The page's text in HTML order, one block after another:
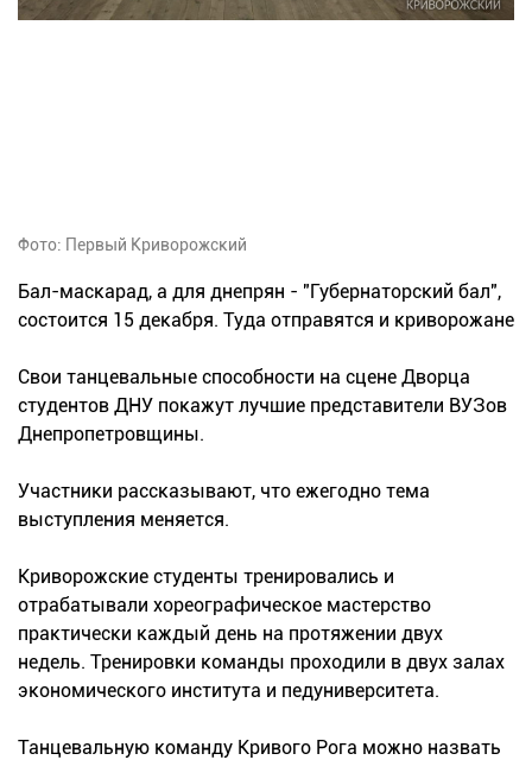
Фото: Первый Криворожский
Бал-маскарад, а для днепрян - "Губернаторский бал",
состоится 15 декабря. Туда отправятся и криворожане
Свои танцевальные способности на сцене Дворца
студентов ДНУ покажут лучшие представители ВУЗов
Днепропетровщины.
Участники рассказывают, что ежегодно тема
выступления меняется.
Криворожские студенты тренировались и
отрабатывали хореографическое мастерство
практически каждый день на протяжении двух
недель. Тренировки команды проходили в двух залах
экономического института и педуниверситета.
Танцевальную команду Кривого Рога можно назвать